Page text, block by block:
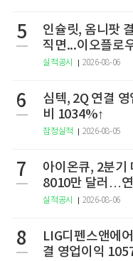
5
인슐릿, 옴니팟
직면...이오플로
구
실적공시 2026-08-06
6
심텍, 2Q 연결
비 1034%↑
잠정실적 2026-08-05
7
아이온큐, 2분기
8010만 달러…
실적공시 2026-08-06
8
LIG디펜스앤에
결 영업이익